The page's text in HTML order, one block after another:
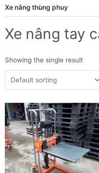
Xe nâng thùng phuy
Xe nâng tay
Showing the single result